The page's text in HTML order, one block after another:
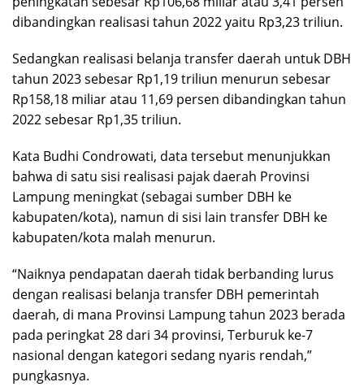
dibandingkan realisasi tahun 2022 yaitu Rp3,23 triliun.
Sedangkan realisasi belanja transfer daerah untuk DBH
tahun 2023 sebesar Rp1,19 triliun menurun sebesar
Rp158,18 miliar atau 11,69 persen dibandingkan tahun
2022 sebesar Rp1,35 triliun.
Kata Budhi Condrowati, data tersebut menunjukkan
bahwa di satu sisi realisasi pajak daerah Provinsi
Lampung meningkat (sebagai sumber DBH ke
kabupaten/kota), namun di sisi lain transfer DBH ke
kabupaten/kota malah menurun.
“Naiknya pendapatan daerah tidak berbanding lurus
dengan realisasi belanja transfer DBH pemerintah
daerah, di mana Provinsi Lampung tahun 2023 berada
pada peringkat 28 dari 34 provinsi, Terburuk ke-7
nasional dengan kategori sedang nyaris rendah,”
pungkasnya.